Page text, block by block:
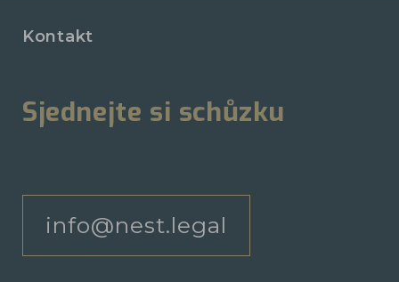
Kontakt
Sjednejte si schůzku
info@nest.legal